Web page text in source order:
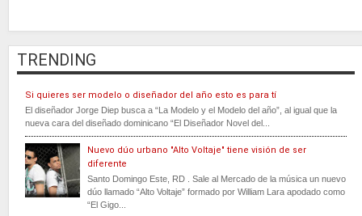
TRENDING
Si quieres ser modelo o diseñador del año esto es para tí
El diseñador Jorge Diep busca a “La Modelo y el Modelo del año”, al igual que la
nueva cara del diseñado dominicano “El Diseñador Novel del...
Nuevo dúo urbano "Alto Voltaje" tiene visión de ser
diferente
Santo Domingo Este, RD . Sale al Mercado de la música un nuevo
dúo llamado “Alto Voltaje” formado por William Lara apodado como
“El Gigo...